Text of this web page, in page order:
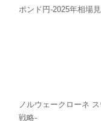
ポンド円-2025年相場
ノルウェークローネ
戦略-